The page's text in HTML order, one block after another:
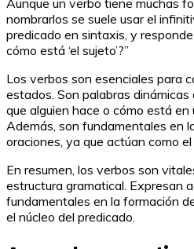
nombrarlos se suele usar el
predicado en sintaxis, y
cómo está ‘el sujeto’?”
Los verbos son esenciales para
estados. Son palabras
que alguien hace o cómo está en
Además, son fundamentales en
oraciones, ya que actúan como el
En resumen, los verbos son
estructura gramatical. Expresan
fundamentales en la formación
el núcleo del predicado.